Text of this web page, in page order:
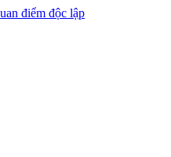
điểm độc lập